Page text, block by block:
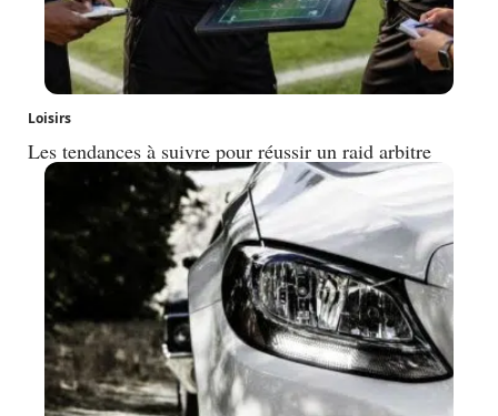
Loisirs
Les tendances à suivre pour réussir un raid arbitre